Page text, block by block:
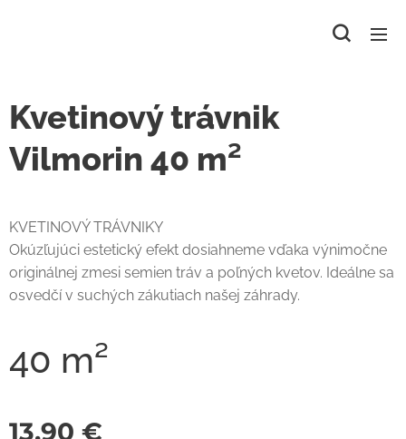
Kvetinový trávnik
Vilmorin 40 m²
KVETINOVÝ TRÁVNIKY
Okúzľujúci estetický efekt dosiahneme vďaka výnimočne
originálnej zmesi semien tráv a poľných kvetov. Ideálne sa
osvedčí v suchých zákutiach našej záhrady.
40 m²
13,90 €